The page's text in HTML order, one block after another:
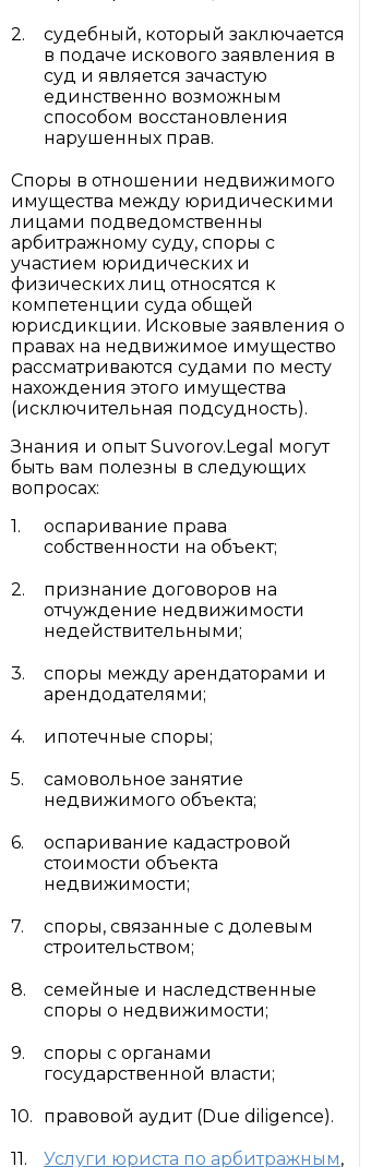
судебный, который заключается
в подаче искового заявления в
суд и является зачастую
единственно возможным
способом восстановления
нарушенных прав.
Споры в отношении недвижимого
имущества между юридическими
лицами подведомственны
арбитражному суду, споры с
участием юридических и
физических лиц относятся к
компетенции суда общей
юрисдикции. Исковые заявления о
правах на недвижимое имущество
рассматриваются судами по месту
нахождения этого имущества
(исключительная подсудность).
Знания и опыт Suvorov.Legal могут
быть вам полезны в следующих
вопросах:
оспаривание права
собственности на объект;
признание договоров на
отчуждение недвижимости
недействительными;
споры между арендаторами и
арендодателями;
ипотечные споры;
самовольное занятие
недвижимого объекта;
оспаривание кадастровой
стоимости объекта
недвижимости;
споры, связанные с долевым
строительством;
семейные и наследственные
споры о недвижимости;
споры с органами
государственной власти;
правовой аудит (Due diligence).
Услуги юриста по арбитражным,